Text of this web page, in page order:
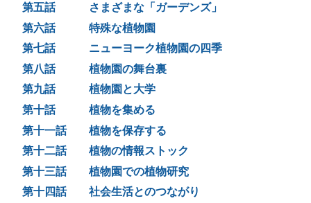
第五話
さまざまな「ガーデンズ」
第六話
特殊な植物園
第七話
ニューヨーク植物園の四季
第八話
植物園の舞台裏
第九話
植物園と大学
第十話
植物を集める
第十一話
植物を保存する
第十二話
植物の情報ストック
第十三話
植物園での植物研究
第十四話
社会生活とのつながり